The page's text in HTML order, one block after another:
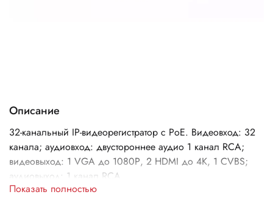
Описание
32-канальный IP-видеорегистратор c PoE. Видеовход: 32
канала; аудиовход: двустороннее аудио 1 канал RCA;
видеовыход: 1 VGA до 1080Р, 2 HDMI до 4К, 1 CVBS;
аудиовыход: 1 канал RCA.
Входящий поток 256 Мбит/с; исходящий поток 256 Мбит/
Показать полностью